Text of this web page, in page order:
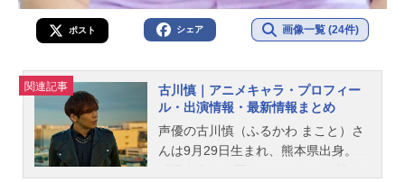
ポスト シェア 画像一覧 (24件)
関連記事
古川慎｜アニメキャラ・プロフィー
ル・出演情報・最新情報まとめ
声優の古川慎（ふるかわ まこと）さ
んは9月29日生まれ、熊本県出身。